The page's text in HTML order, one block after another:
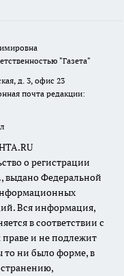
"Газета"
д. 3, офис 23
почта редакции:
о регистрации
выдано Федеральной
Вся информация,
в соответствии с
и не подлежит
то ни было форме, в